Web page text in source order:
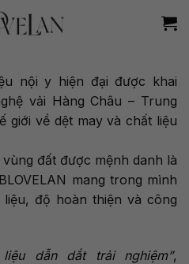
nội y hiện đại được khai
vải Hàng Châu – Trung
giới về dệt may và chất liệu
đất được mệnh danh là
mang trong mình
độ hoàn thiện và công
liệu dẫn dắt trải nghiệm”,